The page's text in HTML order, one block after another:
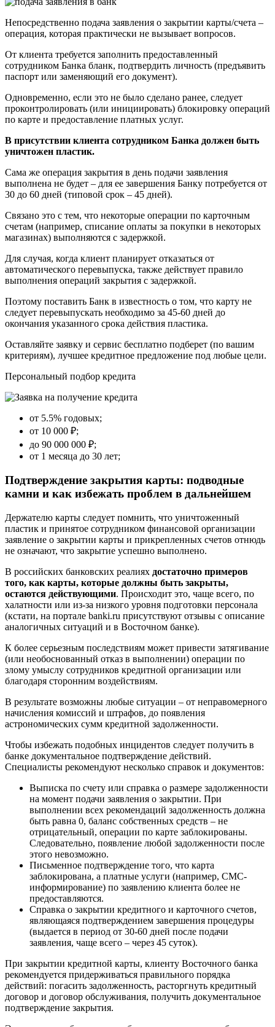
Непосредственно подача заявления о закрытии карты/счета –
операция, которая практически не вызывает вопросов.
От клиента требуется заполнить предоставленный
сотрудником Банка бланк, подтвердить личность (предъявить
паспорт или заменяющий его документ).
Одновременно, если это не было сделано ранее, следует
проконтролировать (или инициировать) блокировку операций
по карте и предоставление платных услуг.
В присутствии клиента сотрудником Банка должен быть
уничтожен пластик.
Сама же операция закрытия в день подачи заявления
выполнена не будет – для ее завершения Банку потребуется от
30 до 60 дней (типовой срок – 45 дней).
Связано это с тем, что некоторые операции по карточным
счетам (например, списание оплаты за покупки в некоторых
магазинах) выполняются с задержкой.
Для случая, когда клиент планирует отказаться от
автоматического перевыпуска, также действует правило
выполнения операций закрытия с задержкой.
Поэтому поставить Банк в известность о том, что карту не
следует перевыпускать необходимо за 45-60 дней до
окончания указанного срока действия пластика.
Оставляйте заявку и сервис бесплатно подберет (по вашим
критериям), лучшее кредитное предложение под любые цели.
Персональный подбор кредита
от 5.5% годовых;
от 10 000 ₽;
до 90 000 000 ₽;
от 1 месяца до 30 лет;
Подтверждение закрытия карты: подводные
камни и как избежать проблем в дальнейшем
Держателю карты следует помнить, что уничтоженный
пластик и принятое сотрудником финансовой организации
заявление о закрытии карты и прикрепленных счетов отнюдь
не означают, что закрытие успешно выполнено.
В российских банковских реалиях достаточно примеров
того, как карты, которые должны быть закрыты,
остаются действующими. Происходит это, чаще всего, по
халатности или из-за низкого уровня подготовки персонала
(кстати, на портале banki.ru присутствуют отзывы c описание
аналогичных ситуаций и в Восточном банке).
К более серьезным последствиям может привести затягивание
(или необоснованный отказ в выполнении) операции по
злому умыслу сотрудников кредитной организации или
благодаря сторонним воздействиям.
В результате возможны любые ситуации – от неправомерного
начисления комиссий и штрафов, до появления
астрономических сумм кредитной задолженности.
Чтобы избежать подобных инцидентов следует получить в
банке документальное подтверждение действий.
Специалисты рекомендуют несколько справок и документов:
Выписка по счету или справка о размере задолженности
на момент подачи заявления о закрытии. При
выполнении всех рекомендаций задолженность должна
быть равна 0, баланс собственных средств – не
отрицательный, операции по карте заблокированы.
Следовательно, появление любой задолженности после
этого невозможно.
Письменное подтверждение того, что карта
заблокирована, а платные услуги (например, СМС-
информирование) по заявлению клиента более не
предоставляются.
Справка о закрытии кредитного и карточного счетов,
являющаяся подтверждением завершения процедуры
(выдается в период от 30-60 дней после подачи
заявления, чаще всего – через 45 суток).
При закрытии кредитной карты, клиенту Восточного банка
рекомендуется придерживаться правильного порядка
действий: погасить задолженность, расторгнуть кредитный
договор и договор обслуживания, получить документальное
подтверждение закрытия.